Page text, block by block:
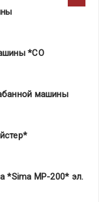
*СО
машины
*Sima MP-200* эл.